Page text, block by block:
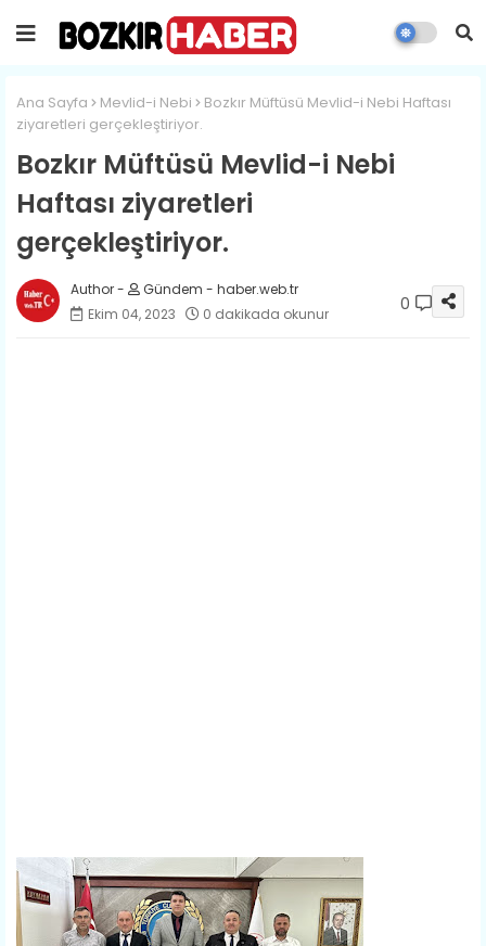
Ana Sayfa Mevlid-i Nebi
Bozkır Müftüsü Mevlid-i Nebi Haftası
ziyaretleri gerçekleştiriyor.
Bozkır Müftüsü Mevlid-i Nebi
Haftası ziyaretleri
gerçekleştiriyor.
Gündem - haber.web.tr
Ekim 04, 2023
0 dakikada okunur 0